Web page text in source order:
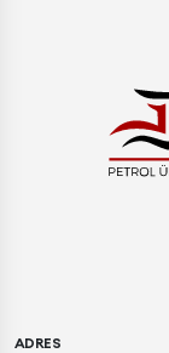
ADRES